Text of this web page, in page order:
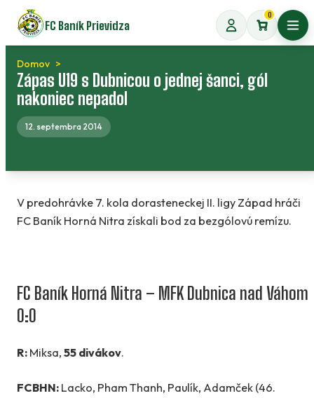
Preskočiť
na
obsah
FC Baník Prievidza
0
Domov
Zápas U19 s Dubnicou o jednej šanci, gól
nakoniec nepadol
12. septembra 2014
V predohrávke 7. kola dorasteneckej II. ligy Západ hráči
FC Baník Horná Nitra získali bod za bezgólovú remízu.
FC Baník Horná Nitra – MFK Dubnica nad Váhom
0:0
R: Miksa, 55 divákov.
FCBHN: Lacko, Pham Thanh, Paulík, Adamček (46.